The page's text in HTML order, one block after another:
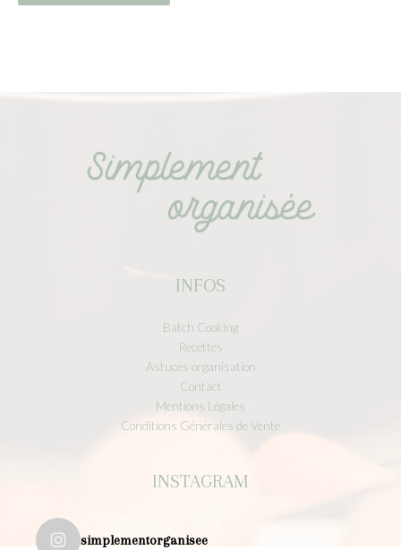
INFOS
Batch Cooking
Recettes
Astuces organisation
Contact
Mentions Légales
Conditions Générales de Vente
INSTAGRAM
simplementorganisee